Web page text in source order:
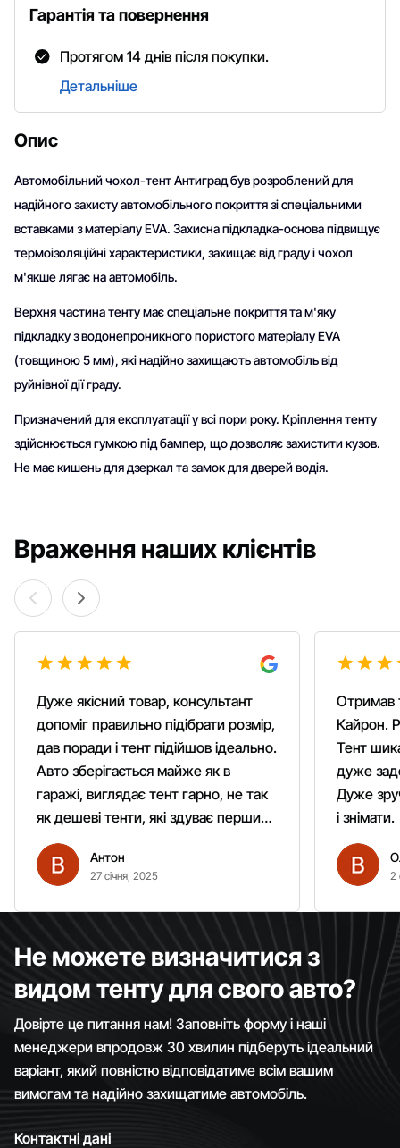
Опис
Автомобільний чохол-тент Антиград був розроблений для
надійного захисту автомобільного покриття зі спеціальними
вставками з матеріалу EVA. Захисна підкладка-основа підвищує
термоізоляційні характеристики, захищає від граду і чохол
м'якше лягає на автомобіль.
Верхня частина тенту має спеціальне покриття та м'яку
підкладку з водонепроникного пористого матеріалу EVA
(товщиною 5 мм), які надійно захищають автомобіль від
руйнівної дії граду.
Призначений для експлуатації у всі пори року. Кріплення тенту
здійснюється гумкою під бампер, що дозволяє захистити кузов.
Не має кишень для дзеркал та замок для дверей водія.
Гарантія та повернення
Протягом 14 днів після покупки.
Детальніше
Враження наших клієнтів
Дуже якісний товар, консультант
допоміг правильно підібрати розмір,
дав поради і тент підійшов ідеально.
Авто зберігається майже як в
гаражі, виглядає тент гарно, не так
як дешеві тенти, які здуває першим
вітром. Гарно кріпиться.
Рекомендую однозначно!
Антон
27 січня, 2025
Отримав
Кайрон.
Тент
дуже
Дуже
і знімати.
2
Не можете визначитися з
видом тенту для свого авто?
Довірте це питання нам! Заповніть форму і наші
менеджери впродовж 30 хвилин підберуть ідеальний
варіант, який повністю відповідатиме всім вашим
вимогам та надійно захищатиме автомобіль.
Контактні дані